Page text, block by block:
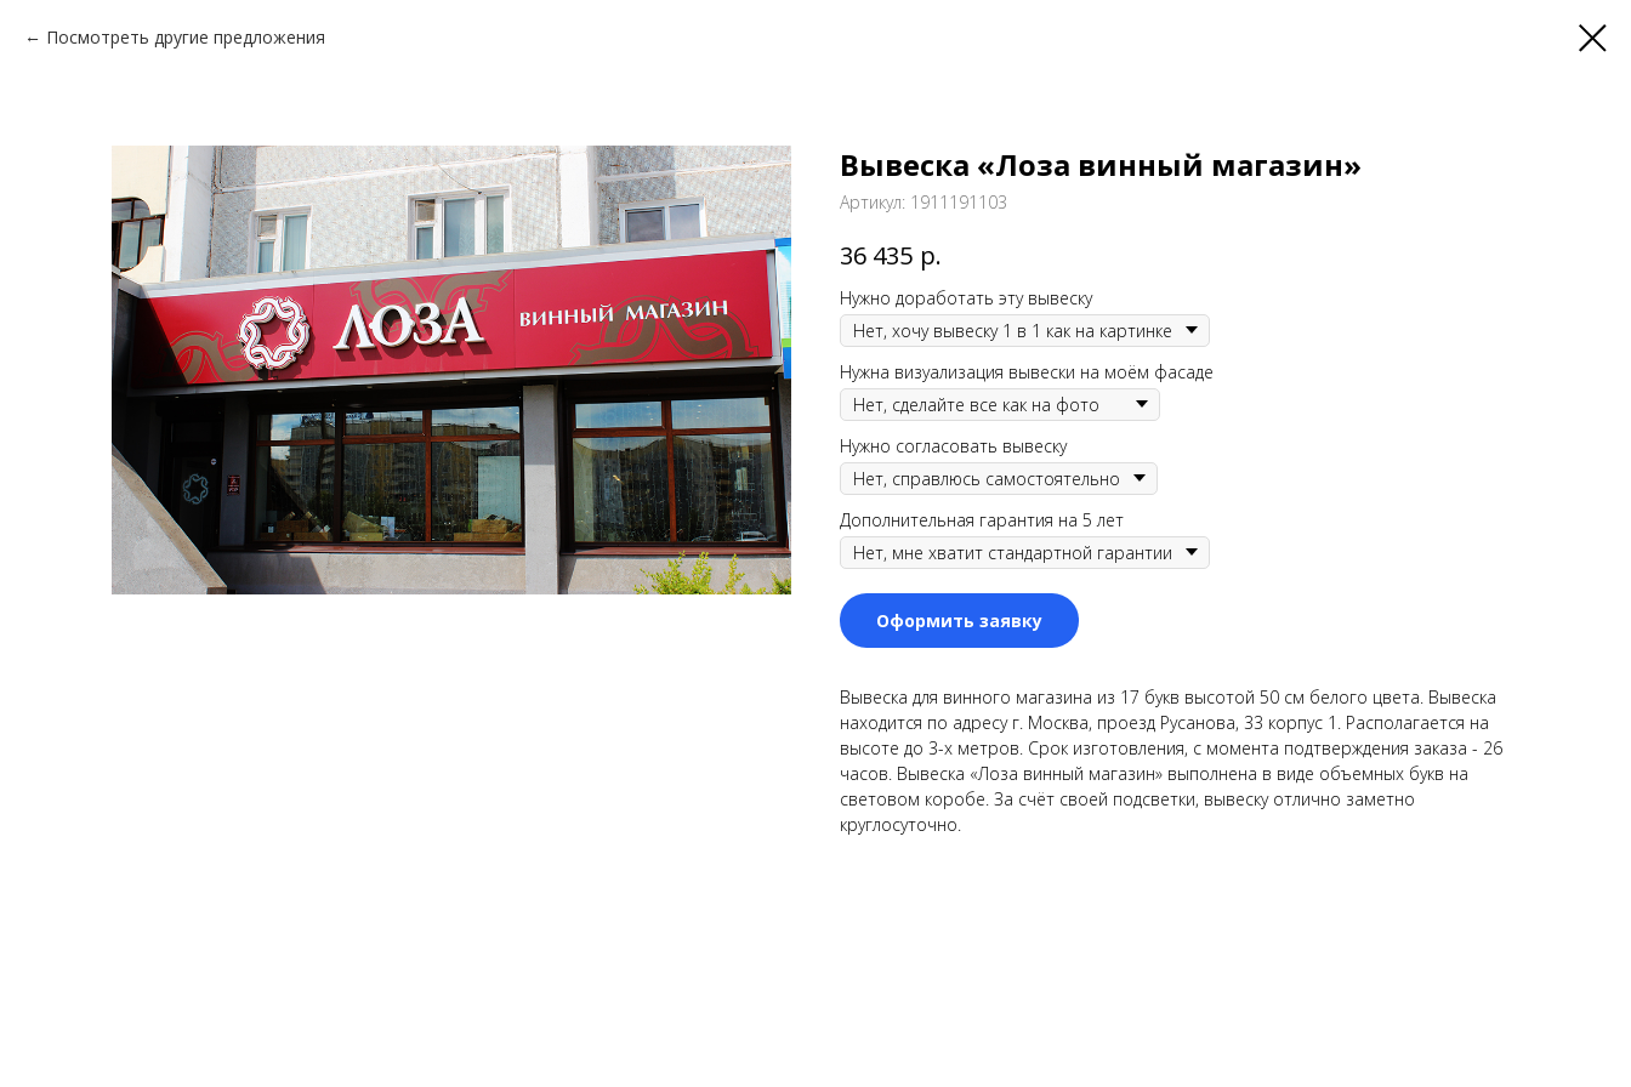
Посмотреть другие предложения
Вывеска «Лоза винный магазин»
Артикул: 1911191103
36 435 р.
Нужно доработать эту вывеску
Нужна визуализация вывески на моём фасаде
Нужно согласовать вывеску
Дополнительная гарантия на 5 лет
Оформить заявку
Вывеска для винного магазина из 17 букв высотой 50 см белого цвета. Вывеска
находится по адресу г. Москва, проезд Русанова, 33 корпус 1 . Располагается на
высоте до 3-х метров. Срок изготовления, с момента подтверждения заказа - 26
часов. Вывеска «Лоза винный магазин» выполнена в виде объемных букв на
световом коробе. За счёт своей подсветки, вывеску отлично заметно
круглосуточно.